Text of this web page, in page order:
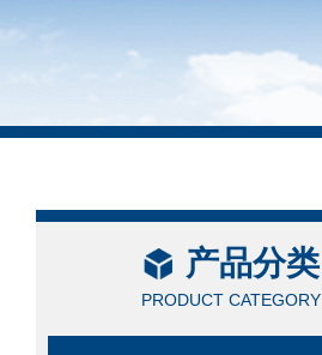
产品分类
PRODUCT CATEGORY